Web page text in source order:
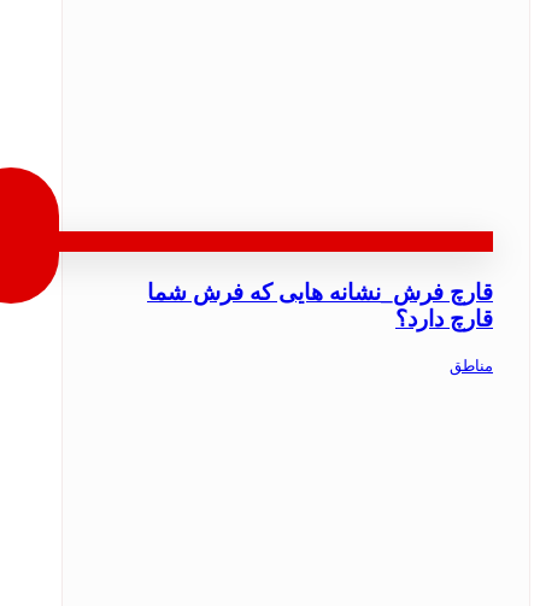
قارچ فرش_نشانه هایی که فرش شما
قارچ دارد؟
مناطق